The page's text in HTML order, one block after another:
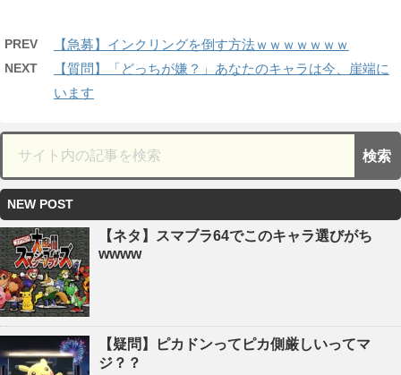
PREV 【急募】インクリングを倒す方法ｗｗｗｗｗｗｗ
NEXT
【質問】「どっちが嫌？」あなたのキャラは今、崖端に
います
NEW POST
【ネタ】スマブラ64でこのキャラ選びがち
wwww
【疑問】ピカドンってピカ側厳しいってマ
ジ？？